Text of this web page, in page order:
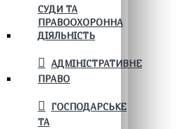
СУДИ ТА
ПРАВООХОРОННА
ДІЯЛЬНІСТЬ
АДМІНІСТРАТИВНЕ
ПРАВО
ГОСПОДАРСЬКЕ
ТА